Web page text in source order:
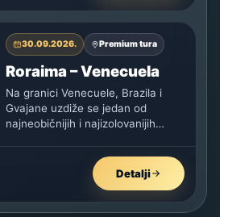
30.09.2026. Premium tura
Roraima – Venecuela
Na granici Venecuele, Brazila i
Gvajane uzdiže se jedan od
najneobičnijih i najizolovanijih
Roraima. Ogroman…
Detalji